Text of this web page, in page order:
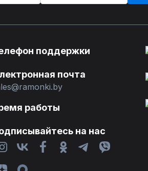
поддержки
почта
работы
на нас